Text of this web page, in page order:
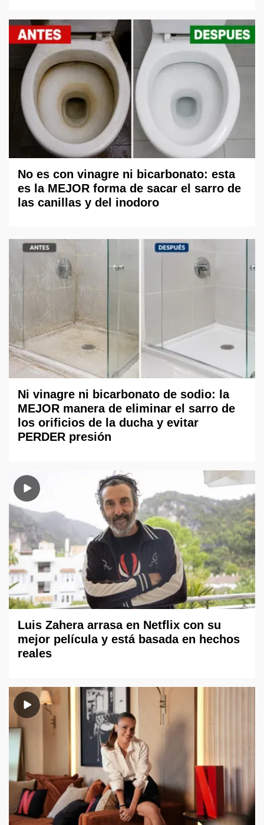
No es con vinagre ni bicarbonato: esta
es la MEJOR forma de sacar el sarro de
las canillas y del inodoro
Ni vinagre ni bicarbonato de sodio: la
MEJOR manera de eliminar el sarro de
los orificios de la ducha y evitar
PERDER presión
Luis Zahera arrasa en Netflix con su
mejor película y está basada en hechos
reales